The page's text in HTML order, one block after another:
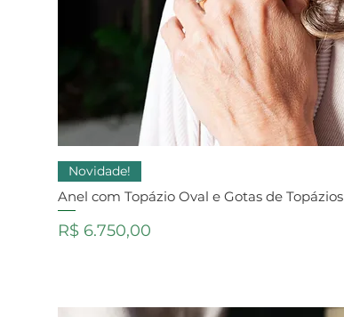
Novidade!
Anel com Topázio Oval e Gotas de Topázios
Preço
R$ 6.750,00